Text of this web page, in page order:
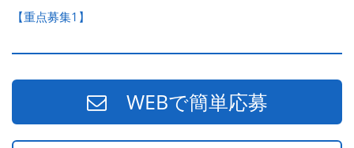
【重点募集1】
WEBで簡単応募